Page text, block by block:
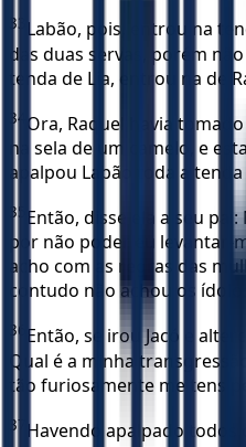
33 Labão, pois, entrou na
das duas servas, porém
tenda de Lia, entrou na de
34 Ora, Raquel havia
na sela de um camelo, e
apalpou Labão toda a tenda
35 Então, disse ela a seu
por não poder eu levantar-
acho com as regras das
contudo não achou os
36 Então, se irou Jacó e
Qual é a minha
tão furiosamente me tens
37 Havendo apalpado todos